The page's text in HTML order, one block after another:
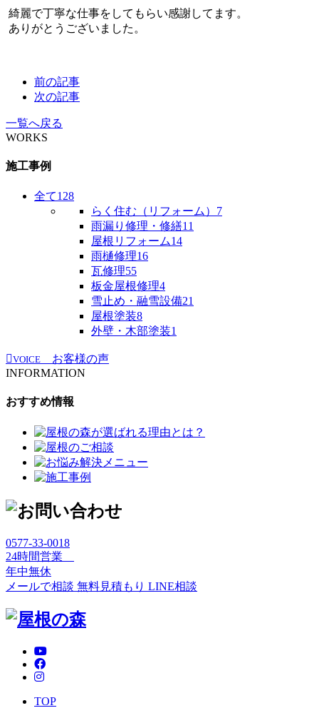
綺麗で丁寧な仕事をしてもらい感謝してます。
ありがとうございました。
前の記事
次の記事
一覧へ戻る
WORKS
施工事例
全て128
らく住む（リフォーム） 7
雨漏り修理・修繕11
屋根リフォーム14
雨樋修理16
瓦修理55
板金屋根修理4
雪止め・融雪設備21
屋根塗装8
外壁・木部塗装1
VOICE
お客様の声
INFORMATION
おすすめ情報
0577-33-0018
24時間営業
年中無休
メールで相談 無料見積もり LINE相談
TOP